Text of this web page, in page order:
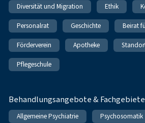
Diversität und Migration Ethik
Personalrat Geschichte Beirat
Förderverein Apotheke
Pflegeschule
Behandlungsangebote & Fachgebiete
Allgemeine Psychiatrie Psychosomatik